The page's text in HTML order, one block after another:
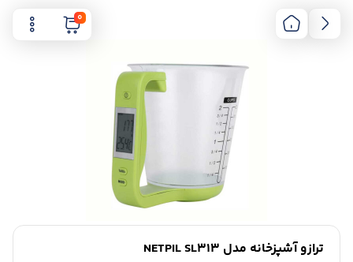
0
ترازو آشپزخانه مدل NETPIL SL313